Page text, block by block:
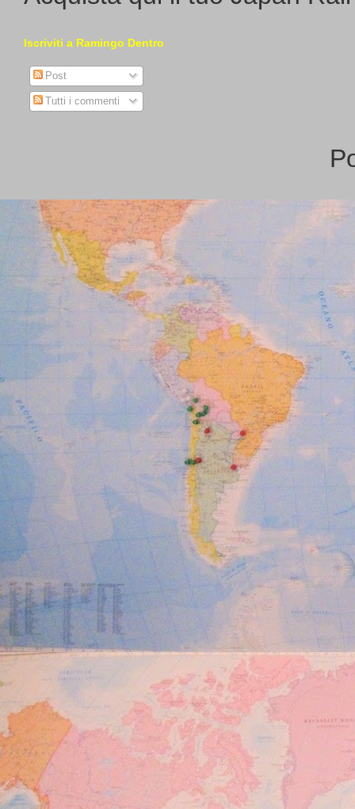
Iscriviti a Ramingo Dentro
Post
Tutti i commenti